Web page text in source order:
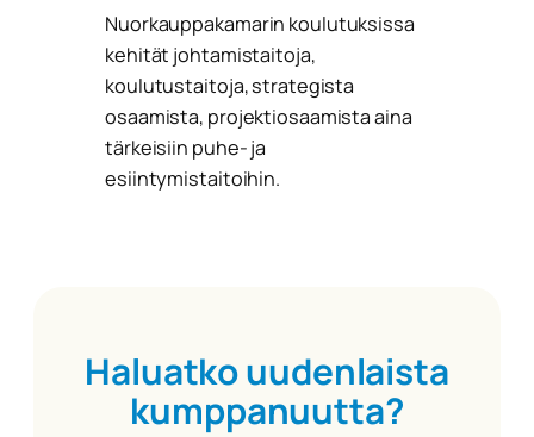
Nuorkauppakamarin koulutuksissa
kehität johtamistaitoja,
koulutustaitoja, strategista
osaamista, projektiosaamista aina
tärkeisiin puhe- ja
esiintymistaitoihin.
Haluatko uudenlaista
kumppanuutta?